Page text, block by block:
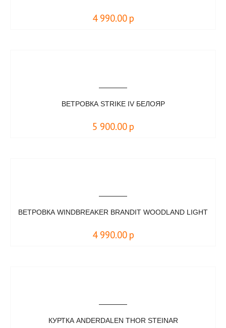
4 990.00 р
ВЕТРОВКА STRIKE IV БЕЛОЯР
5 900.00 р
ВЕТРОВКА WINDBREAKER BRANDIT WOODLAND LIGHT
4 990.00 р
КУРТКА ANDERDALEN THOR STEINAR